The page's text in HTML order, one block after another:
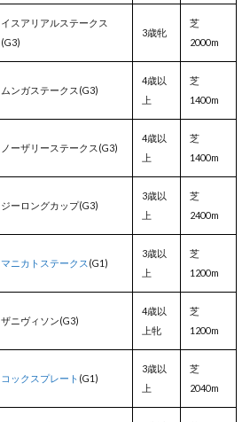
イスアリアルステークス
(G3)
3歳牝
芝
2000m
ムンガステークス(G3)
4歳以
上
芝
1400m
ノーザリーステークス(G3)
4歳以
上
芝
1400m
ジーロングカップ(G3)
3歳以
上
芝
2400m
マニカトステークス (G1)
3歳以
上
芝
1200m
ザニヴィソン(G3)
4歳以
上牝
芝
1200m
コックスプレート (G1)
3歳以
上
芝
2040m